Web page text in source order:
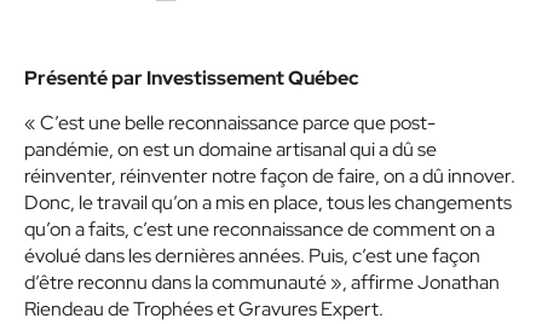
Présenté par Investissement Québec
« C’est une belle reconnaissance parce que post-
pandémie, on est un domaine artisanal qui a dû se
réinventer, réinventer notre façon de faire, on a dû innover.
Donc, le travail qu’on a mis en place, tous les changements
qu’on a faits, c’est une reconnaissance de comment on a
évolué dans les dernières années. Puis, c’est une façon
d’être reconnu dans la communauté », affirme Jonathan
Riendeau de Trophées et Gravures Expert.